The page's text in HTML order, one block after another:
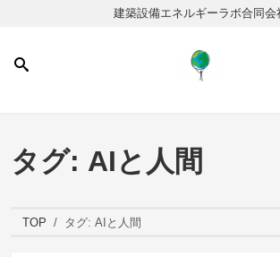
建築設備エネルギーラボ合同会
タグ: AIと人間
TOP タグ: AIと人間